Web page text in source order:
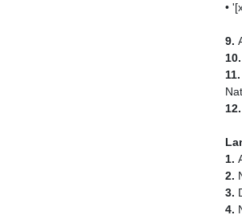
•
9.
10.
11.
12.
1.
2.
3.
4.